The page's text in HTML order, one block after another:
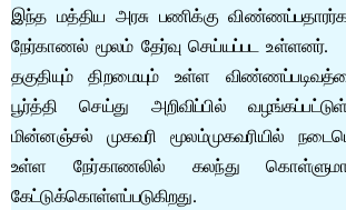
இந்த மத்திய அரசு பணிக்கு
நேர்காணல் மூலம் தேர்வு செய்யப்பட உள்ளனர்.
தகுதியும் திறமையும் உள்ள
பூர்த்தி செய்து அறிவிப்பில்
மின்னஞ்சல் முகவரி மூலம்முகவரியில்
உள்ள நேர்காணலில் கலந்து
கேட்டுக்கொள்ளப்படுகிறது.